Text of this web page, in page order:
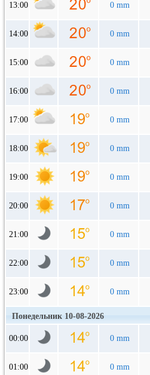
13:00 0 mm
14:00 0 mm
15:00 0 mm
16:00 0 mm
17:00 0 mm
18:00 0 mm
19:00 0 mm
20:00 0 mm
21:00 0 mm
22:00 0 mm
23:00 0 mm
Понедельник 10-08-2026
00:00 0 mm
01:00 0 mm